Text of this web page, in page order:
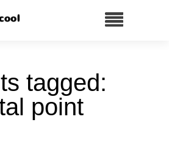
tagged:
point